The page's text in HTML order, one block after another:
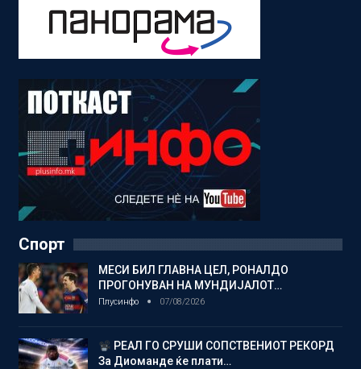
Спорт
МЕСИ БИЛ ГЛАВНА ЦЕЛ, РОНАЛДО
ПРОГОНУВАН НА МУНДИЈАЛОТ…
Плусинфо 07/08/2026
РЕАЛ ГО СРУШИ СОПСТВЕНИОТ РЕКОРД
За Диоманде ќе плати…